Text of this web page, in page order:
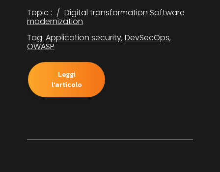
Topic : Digital transformation Software
modernization
Tag: Application security, DevSecOps,
OWASP
Leggi
l'articolo